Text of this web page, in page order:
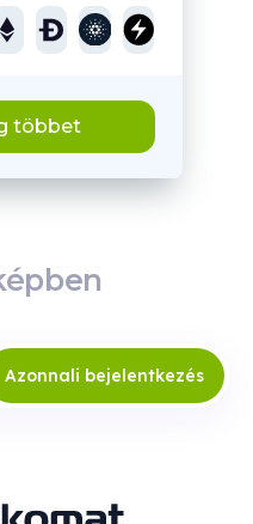
többet
Azonnali bejelentkezés